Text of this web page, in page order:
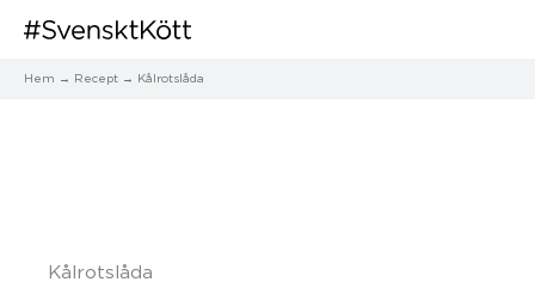
Hem Recept Kålrotslåda
Kålrotslåda